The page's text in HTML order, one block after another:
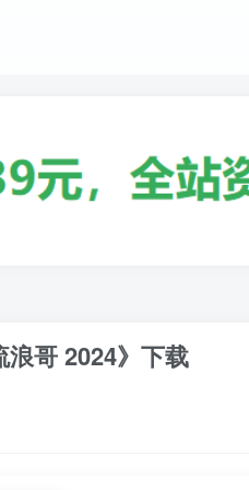
哥 2024》下载